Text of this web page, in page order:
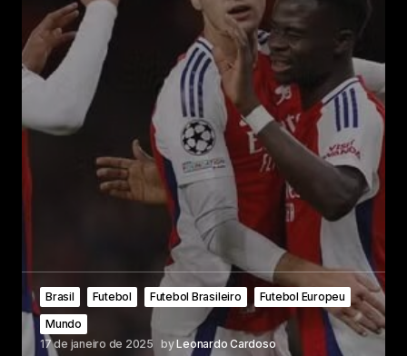
Brasil Futebol Futebol Brasileiro
Futebol Europeu
Mundo
17 de janeiro de 2025 byLeonardo Cardoso